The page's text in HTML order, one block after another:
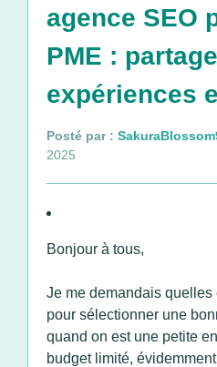
agence SEO
PME :
expériences
Posté par :
2025
Bonjour à tous,
Je me demandais quelles
pour sélectionner une
quand on est une petite
budget limité,